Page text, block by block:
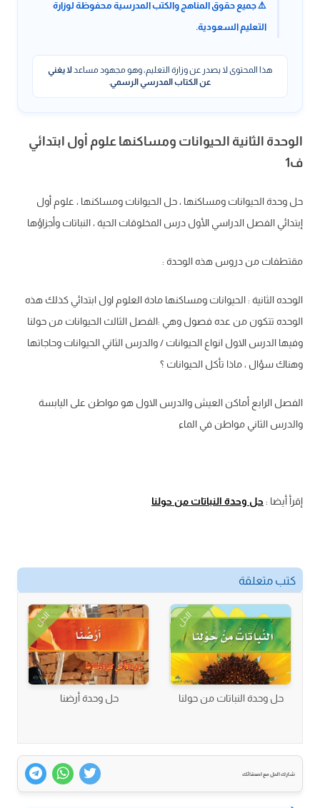
⚠️ جميع حقوق المناهج والكتب المدرسية محفوظة لوزارة
التعليم السعودية.
هذا المحتوى لا يصدر عن وزارة التعليم، وهو مجهود مساعدلا يغني
عن الكتاب المدرسي الرسمي.
الوحدة الثانية الحيوانات ومساكنها علوم أول ابتدائي
ف1
حل وحدة الحيوانات ومساكنها ، حل الحيوانات ومساكنها ، علوم أول
إبتدائي الفصل الدراسي الأول درس المخلوقات الحية ، النباتات وأجزاؤها
مقتطفات من دروس هذه الوحدة :
الوحده الثانية : الحيوانات ومساكنها مادة العلوم اول ابتدائي كذلك هذه
الوحده تتكون من عده فصول وهي :الفصل الثالث الحيوانات من حولنا
وفيها الدرس الاول انواع الحيوانات / والدرس الثاني الحيوانات وحاجاتها
وهناك سؤال ، ماذا تأكل الحيوانات ؟
الفصل الرابع أماكن العيش والدرس الاول هو مواطن على اليابسة
والدرس الثاني مواطن في الماء
إقرأ أيضا : حل وحدة النباتات من حولنا
كتب متعلقة
الحل
حل وحدة النباتات من حولنا
الحل
حل وحدة أرضنا
شارك الحل مع اصدقائك